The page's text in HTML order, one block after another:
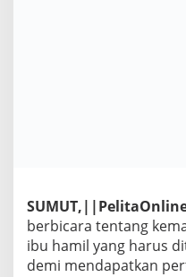
berbicara tentang
ibu hamil yang harus
demi mendapatkan